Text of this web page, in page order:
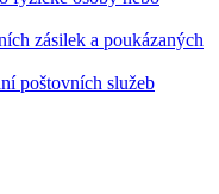
zásilek a poukázaných
poštovních služeb